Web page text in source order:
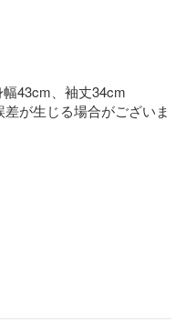
43cm、袖丈34cm
が生じる場合がございま